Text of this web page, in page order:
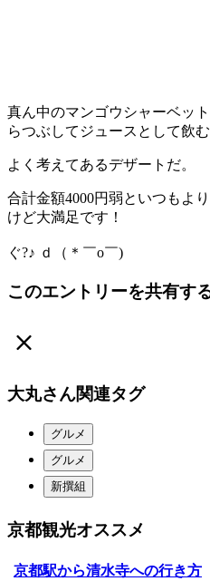
真ん中のマンゴウシャーベッ
らつぶしてジュースとして飲む
よく考えてあるデザートだ。
合計金額4000円弱といつもよ
けど大満足です！
ぐ?♪ ｄ（＊￣o￣)
このエントリーを共有す
大丸さん関連タグ
グルメ
グルメ
新撰組
京都観光オススメ
京都駅から清水寺への行き方